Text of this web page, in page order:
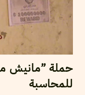
حملة ”مانيش
للمحاسبة